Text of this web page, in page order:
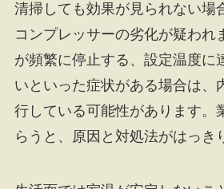
清掃しても効果が見られない場
コンプレッサーの劣化が疑われ
が頻繁に停止する、設定温度に
いといった症状がある場合は、
行している可能性があります。
らうと、原因と対処法がはっき